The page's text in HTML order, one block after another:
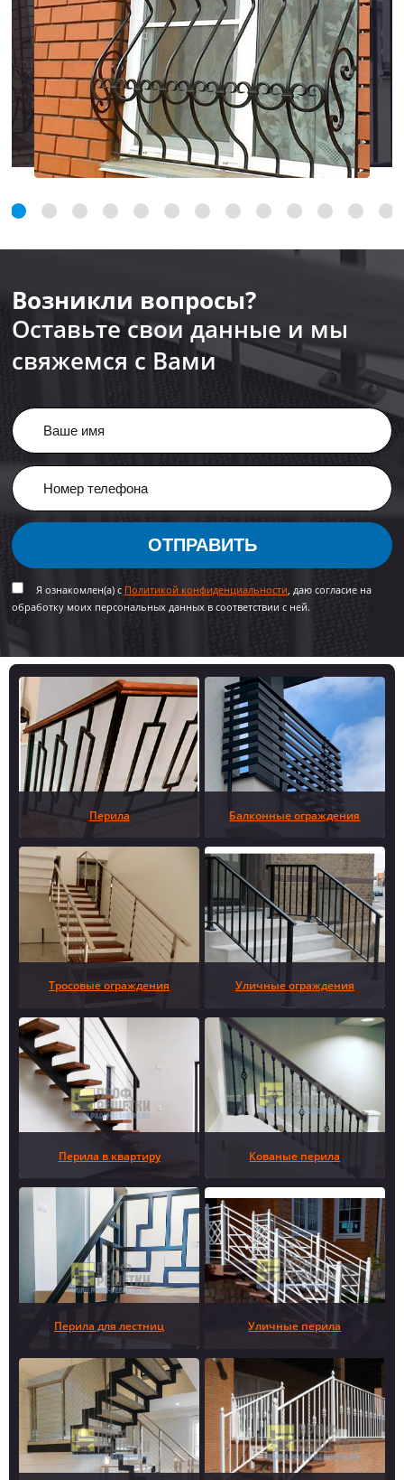
Возникли вопросы?
Оставьте свои данные и мы
свяжемся с Вами
ОТПРАВИТЬ
Я ознакомлен(а) с Политикой конфиденциальности, даю согласие на
обработку моих персональных данных в соответствии с ней.
Перила Балконные ограждения
Тросовые ограждения Уличные ограждения
Перила в квартиру Кованые перила
Перила для лестниц Уличные перила